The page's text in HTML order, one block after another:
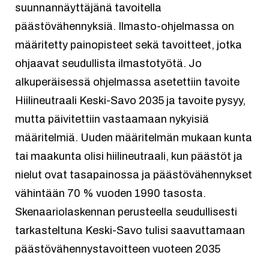
suunnannäyttäjänä tavoitella
päästövähennyksiä. Ilmasto-ohjelmassa on
määritetty painopisteet sekä tavoitteet, jotka
ohjaavat seudullista ilmastotyötä. Jo
alkuperäisessä ohjelmassa asetettiin tavoite
Hiilineutraali Keski-Savo 2035 ja tavoite pysyy,
mutta päivitettiin vastaamaan nykyisiä
määritelmiä. Uuden määritelmän mukaan kunta
tai maakunta olisi hiilineutraali, kun päästöt ja
nielut ovat tasapainossa ja päästövähennykset
vähintään 70 % vuoden 1990 tasosta.
Skenaariolaskennan perusteella seudullisesti
tarkasteltuna Keski-Savo tulisi saavuttamaan
päästövähennystavoitteen vuoteen 2035